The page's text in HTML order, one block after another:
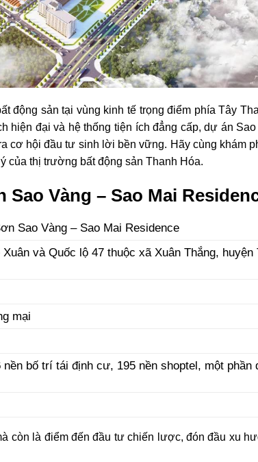
động sản tại vùng kinh tế trọng điểm phía Tây
đại và hệ thống tiện ích đẳng cấp, dự án
cơ hội đầu tư sinh lời bền vững. Hãy cùng khám
của thị trường bất động sản Thanh Hóa.
Vàng – Sao Mai
Sao Vàng – Sao Mai Residence
và Quốc lộ 47 thuộc xã Xuân Thắng, huyện
mại
nền bố trí tái định cư, 195 nền shoptel, một phần
còn là điểm đến đầu tư chiến lược, đón đầu xu